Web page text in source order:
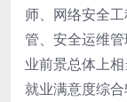
师、网络安全
管、安全运维
业前景总体上
就业满意度综合